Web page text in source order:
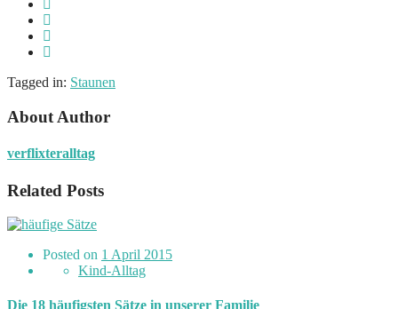
Tagged in: Staunen
About Author
verflixteralltag
Related Posts
Posted on 1 April 2015
Kind-Alltag
Die 18 häufigsten Sätze in unserer Familie